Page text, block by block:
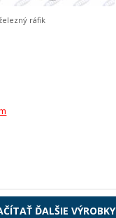
ráfik
ĎALŠIE VÝROBKY